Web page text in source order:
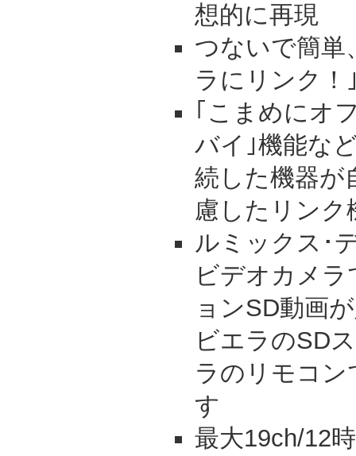
想的に再現
つないで簡単
ラにリンク！
｢こまめにオ
バイ｣機能な
続した機器が
慮したリンク
ルミックス･
ビデオカメ
ョンSD動画
ビエラのSD
ラのリモコン
す
最大19ch/12